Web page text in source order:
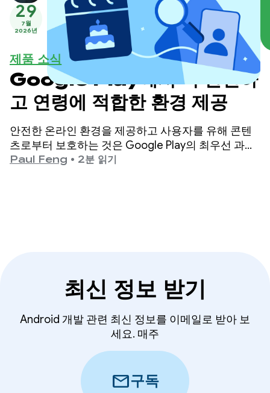
29
7월
2026년
제품 소식
Google Play에서 더 안전하
고 연령에 적합한 환경 제공
안전한 온라인 환경을 제공하고 사용자를 유해 콘텐
츠로부터 보호하는 것은 Google Play의 최우선 과제
입니다.
Paul Feng • 2분 읽기
최신 정보 받기
Android 개발 관련 최신 정보를 이메일로 받아 보
세요. 매주
mail구독